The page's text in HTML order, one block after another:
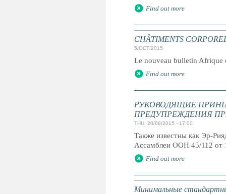
Find out more
CHÂTIMENTS
5/OCT/2015
Le nouveau bulletin Afrique
Find out more
РУКОВОДЯЩИЕ
ПРЕДУПРЕЖДЕНИЯ
THU, 20/08/2015 - 17:00
Также известны как Эр-
Ассамблеи ООН 45/112 от
Find out more
Минимальные